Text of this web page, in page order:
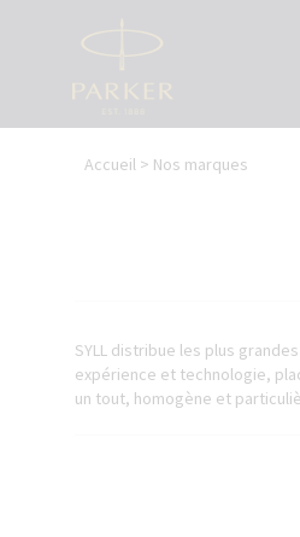
SONNET 5TH
URBAN PRÉMIUM
Vous
Accueil > Nos marques
SYLL distribue les plus
expérience et technologie,
un tout, homogène et